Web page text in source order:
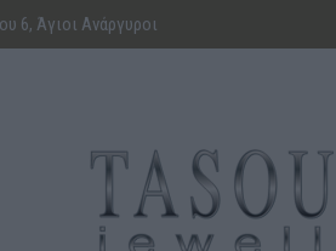
6, Άγιοι Ανάργυροι